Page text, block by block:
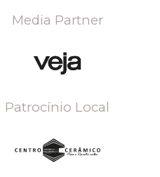
Media Partner
Patrocínio Local